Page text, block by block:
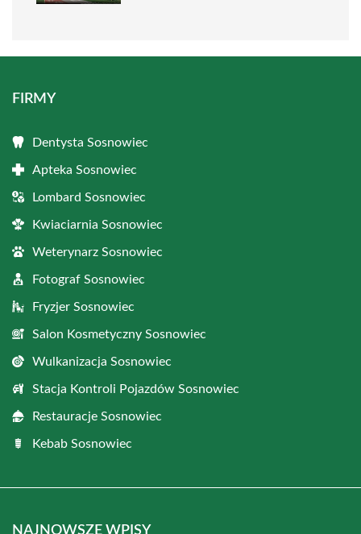
FIRMY
Dentysta Sosnowiec
Apteka Sosnowiec
Lombard Sosnowiec
Kwiaciarnia Sosnowiec
Weterynarz Sosnowiec
Fotograf Sosnowiec
Fryzjer Sosnowiec
Salon Kosmetyczny Sosnowiec
Wulkanizacja Sosnowiec
Stacja Kontroli Pojazdów Sosnowiec
Restauracje Sosnowiec
Kebab Sosnowiec
NAJNOWSZE WPISY